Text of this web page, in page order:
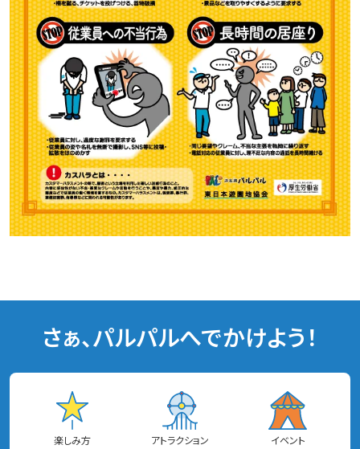
さぁ、パルパルへでかけよう！
楽しみ方 アトラクション イベント